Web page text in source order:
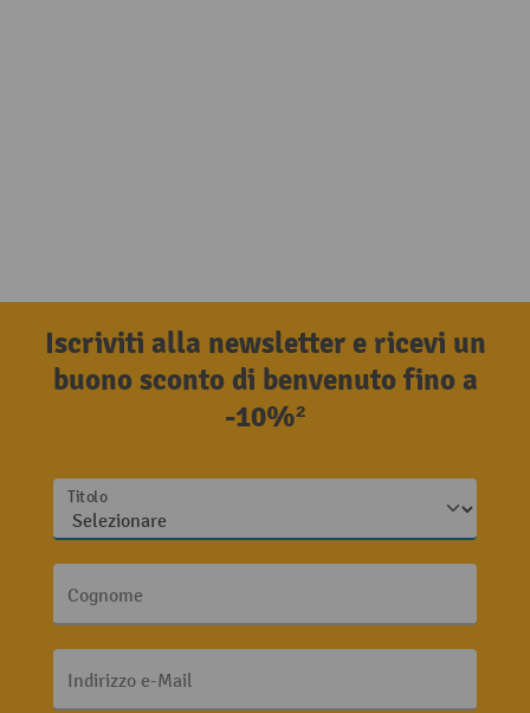
Iscriviti alla newsletter e ricevi un
buono sconto di benvenuto fino a
-10%²
Titolo
Cognome
Indirizzo e-Mail